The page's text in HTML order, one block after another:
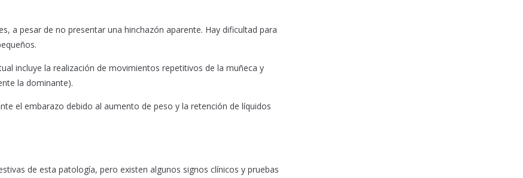
a pesar de no presentar una hinchazón aparente. Hay dificultad para
incluye la realización de movimientos repetitivos de la muñeca y
la dominante).
el embarazo debido al aumento de peso y la retención de líquidos
de esta patología, pero existen algunos signos clínicos y pruebas